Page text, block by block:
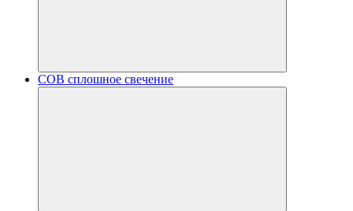
COB сплошное свечение